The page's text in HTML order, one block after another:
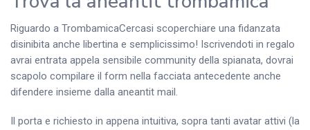
Riguardo a TrombamicaCercasi scoperchiare una fidanzata
disinibita anche libertina e semplicissimo! Iscrivendoti in regalo
avrai entrata appela sensibile community della spianata, dovrai
scapolo compilare il form nella facciata antecedente anche
difendere insieme dalla aneantit mail.
Il porta e richiesto in appena intuitiva, sopra tanti avatar attivi (la